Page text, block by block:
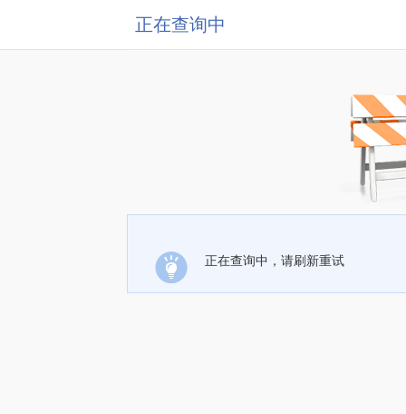
正在查询中
正在查询中，请刷新重试